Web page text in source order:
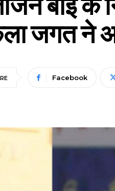
जगत ने
Facebook